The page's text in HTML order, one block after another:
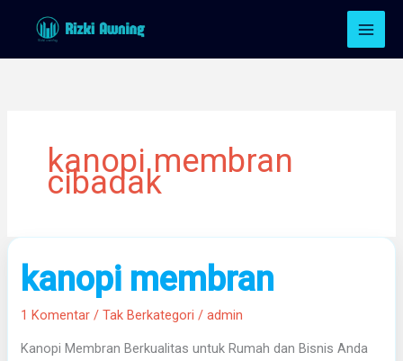
kanopi membran
cibadak
kanopi membran
1 Komentar /Tak Berkategori /admin
Kanopi Membran Berkualitas untuk Rumah dan Bisnis Anda
kanopi
membran